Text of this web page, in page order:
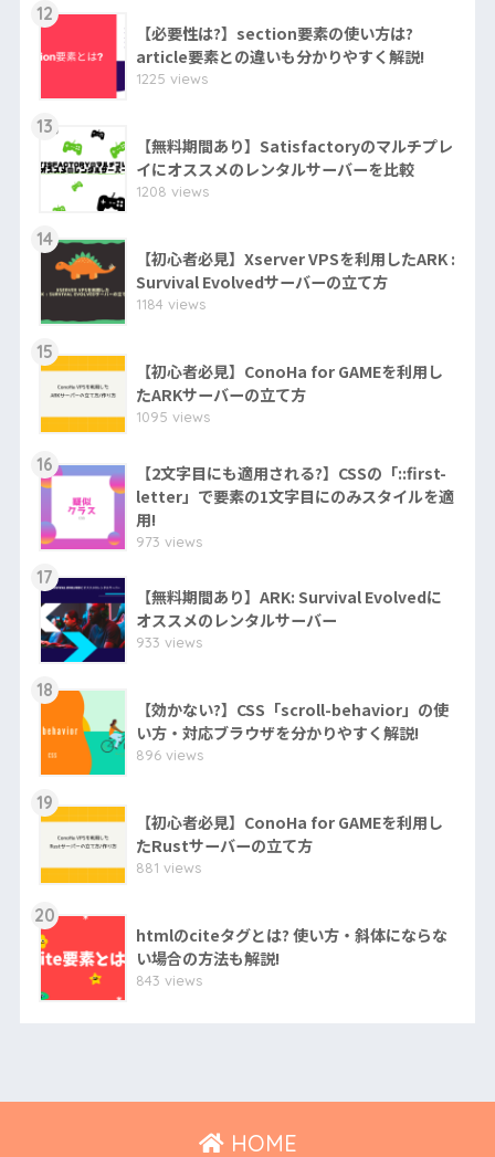
12
【必要性は?】section要素の使い方は?
article要素との違いも分かりやすく解説!
1225 views
13
【無料期間あり】Satisfactoryのマルチプレ
イにオススメのレンタルサーバーを比較
1208 views
14
【初心者必見】Xserver VPSを利用したARK :
Survival Evolvedサーバーの立て方
1184 views
15
【初心者必見】ConoHa for GAMEを利用し
たARKサーバーの立て方
1095 views
16
【2文字目にも適用される?】CSSの「::first-
letter」で要素の1文字目にのみスタイルを適
用!
973 views
17
【無料期間あり】ARK: Survival Evolvedに
オススメのレンタルサーバー
933 views
18
【効かない?】CSS「scroll-behavior」の使
い方・対応ブラウザを分かりやすく解説!
896 views
19
【初心者必見】ConoHa for GAMEを利用し
たRustサーバーの立て方
881 views
20
htmlのciteタグとは? 使い方・斜体にならな
い場合の方法も解説!
843 views
HOME